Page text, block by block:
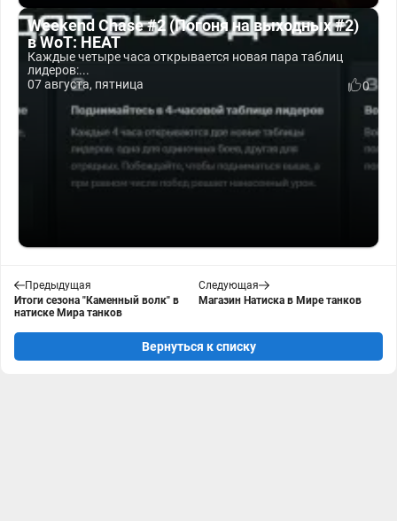
Weekend Chase #2 (Погоня на выходных #2)
в WoT: HEAT
Каждые четыре часа открывается новая пара таблиц
лидеров:...
07 августа, пятница
0
Предыдущая
Итоги сезона "Каменный волк" в
натиске Мира танков
Следующая
Магазин Натиска в Мире танков
Вернуться к списку